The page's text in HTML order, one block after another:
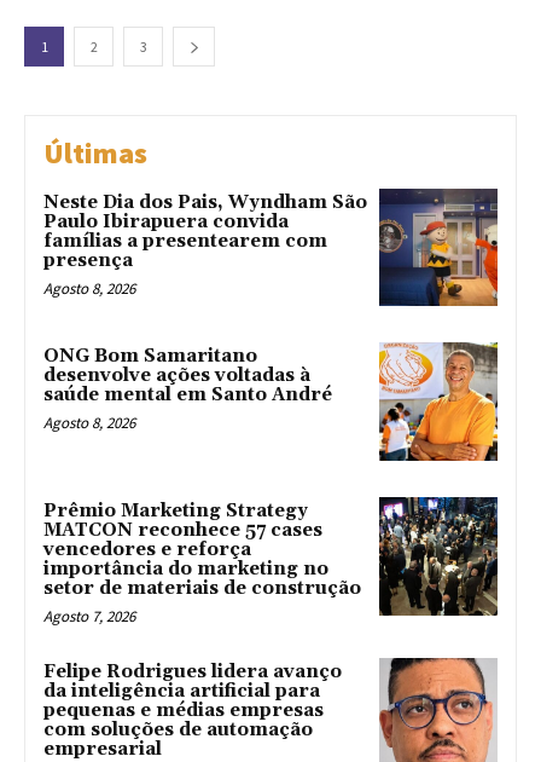
1 2 3
Últimas
Neste Dia dos Pais, Wyndham São
Paulo Ibirapuera convida
famílias a presentearem com
presença
Agosto 8, 2026
ONG Bom Samaritano
desenvolve ações voltadas à
saúde mental em Santo André
Agosto 8, 2026
Prêmio Marketing Strategy
MATCON reconhece 57 cases
vencedores e reforça
importância do marketing no
setor de materiais de construção
Agosto 7, 2026
Felipe Rodrigues lidera avanço
da inteligência artificial para
pequenas e médias empresas
com soluções de automação
empresarial